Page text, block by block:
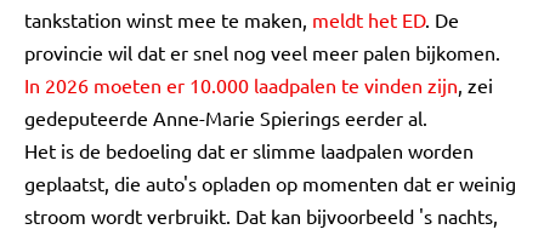
tankstation winst mee te maken, meldt het ED. De
provincie wil dat er snel nog veel meer palen bijkomen.
In 2026 moeten er 10.000 laadpalen te vinden zijn, zei
gedeputeerde Anne-Marie Spierings eerder al.
Het is de bedoeling dat er slimme laadpalen worden
geplaatst, die auto's opladen op momenten dat er weinig
stroom wordt verbruikt. Dat kan bijvoorbeeld 's nachts,